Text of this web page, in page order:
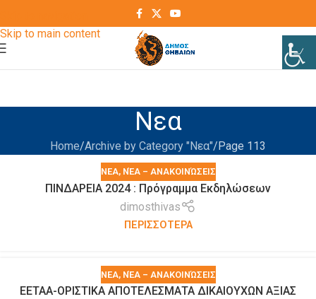
Skip to main content
Νεα
Home Archive by Category "Νεα" Page 113
ΝΕΑ, ΝΈΑ – ΑΝΑΚΟΙΝΏΣΕΙΣ
ΠΙΝΔΑΡΕΙΑ 2024 : Πρόγραμμα Εκδηλώσεων
dimosthivas
ΠΕΡΙΣΣΟΤΕΡΑ
ΝΕΑ, ΝΈΑ – ΑΝΑΚΟΙΝΏΣΕΙΣ
EETAA-ΟΡΙΣΤΙΚΑ ΑΠΟΤΕΛΕΣΜΑΤΑ ΔΙΚΑΙΟΥΧΩΝ ΑΞΙΑΣ